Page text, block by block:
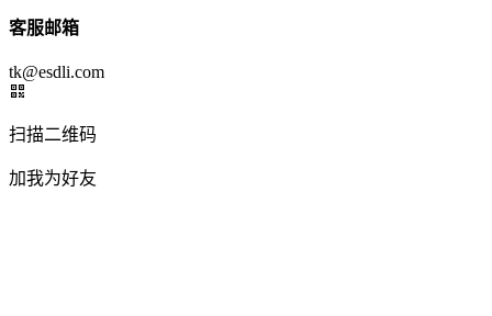
客服邮箱
tk@esdli.com
扫描二维码
加我为好友